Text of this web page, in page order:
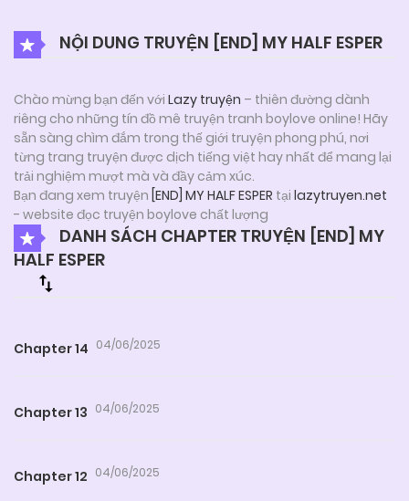
NỘI DUNG TRUYỆN [END] MY HALF ESPER
Chào mừng bạn đến với Lazy truyện – thiên đường dành
riêng cho những tín đồ mê truyện tranh boylove online! Hãy
sẵn sàng chìm đắm trong thế giới truyện phong phú, nơi
từng trang truyện được dịch tiếng việt hay nhất để mang lại
trải nghiệm mượt mà và đầy cảm xúc.
Bạn đang xem truyện [END] MY HALF ESPER tại lazytruyen.net
- website đọc truyện boylove chất lượng
DANH SÁCH CHAPTER TRUYỆN [END] MY
HALF ESPER
Chapter 14 04/06/2025
Chapter 13 04/06/2025
Chapter 12 04/06/2025